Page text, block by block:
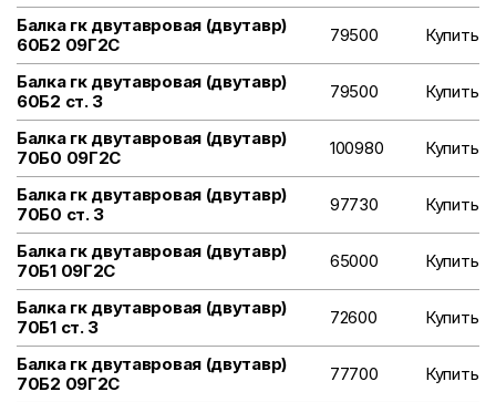
Балка гк двутавровая (двутавр)
60Б2 09Г2С
79500 Купить
Балка гк двутавровая (двутавр)
60Б2 ст. 3
79500 Купить
Балка гк двутавровая (двутавр)
70Б0 09Г2С
100980 Купить
Балка гк двутавровая (двутавр)
70Б0 ст. 3
97730 Купить
Балка гк двутавровая (двутавр)
70Б1 09Г2С
65000 Купить
Балка гк двутавровая (двутавр)
70Б1 ст. 3
72600 Купить
Балка гк двутавровая (двутавр)
70Б2 09Г2С
77700 Купить